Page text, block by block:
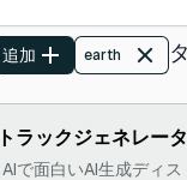
追加 earth
ラックジェネレー
で面白いAI生成ディス